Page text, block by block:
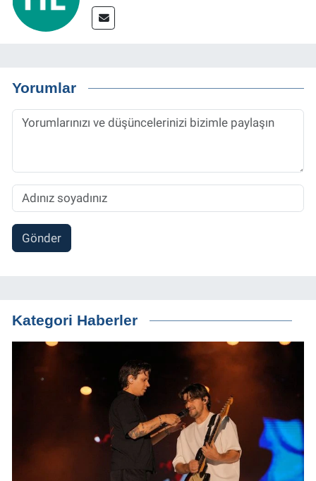
Yorumlar
Gönder
Kategori Haberler